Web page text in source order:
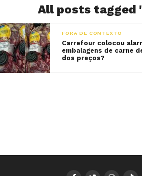
All posts tagged
FORA DE CONTEXTO
Carrefour colocou
embalagens de carne
dos preços?